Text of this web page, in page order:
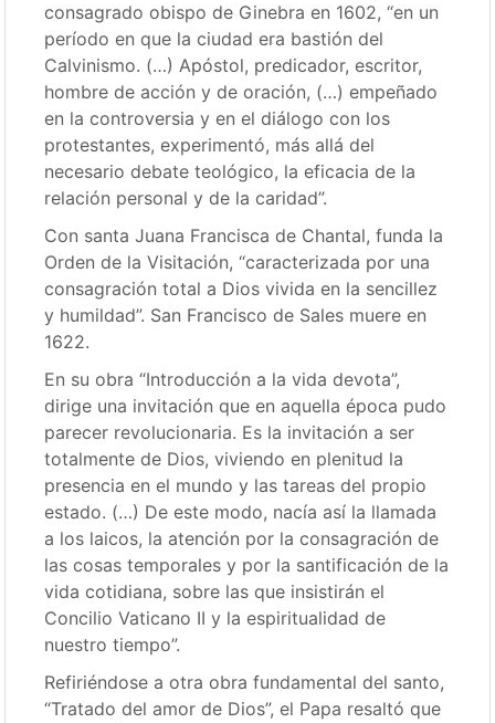
consagrado obispo de Ginebra en 1602, “en un
período en que la ciudad era bastión del
Calvinismo. (…) Apóstol, predicador, escritor,
hombre de acción y de oración, (…) empeñado
en la controversia y en el diálogo con los
protestantes, experimentó, más allá del
necesario debate teológico, la eficacia de la
relación personal y de la caridad”.
Con santa Juana Francisca de Chantal, funda la
Orden de la Visitación, “caracterizada por una
consagración total a Dios vivida en la sencillez
y humildad”. San Francisco de Sales muere en
1622.
En su obra “Introducción a la vida devota”,
dirige una invitación que en aquella época pudo
parecer revolucionaria. Es la invitación a ser
totalmente de Dios, viviendo en plenitud la
presencia en el mundo y las tareas del propio
estado. (…) De este modo, nacía así la llamada
a los laicos, la atención por la consagración de
las cosas temporales y por la santificación de la
vida cotidiana, sobre las que insistirán el
Concilio Vaticano II y la espiritualidad de
nuestro tiempo”.
Refiriéndose a otra obra fundamental del santo,
“Tratado del amor de Dios”, el Papa resaltó que